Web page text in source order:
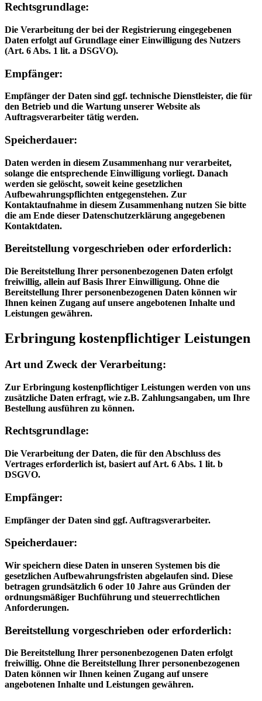
Rechtsgrundlage:
Die Verarbeitung der bei der Registrierung eingegebenen
Daten erfolgt auf Grundlage einer Einwilligung des Nutzers
(Art. 6 Abs. 1 lit. a DSGVO).
Empfänger:
Empfänger der Daten sind ggf. technische Dienstleister, die für
den Betrieb und die Wartung unserer Website als
Auftragsverarbeiter tätig werden.
Speicherdauer:
Daten werden in diesem Zusammenhang nur verarbeitet,
solange die entsprechende Einwilligung vorliegt. Danach
werden sie gelöscht, soweit keine gesetzlichen
Aufbewahrungspflichten entgegenstehen. Zur
Kontaktaufnahme in diesem Zusammenhang nutzen Sie bitte
die am Ende dieser Datenschutzerklärung angegebenen
Kontaktdaten.
Bereitstellung vorgeschrieben oder erforderlich:
Die Bereitstellung Ihrer personenbezogenen Daten erfolgt
freiwillig, allein auf Basis Ihrer Einwilligung. Ohne die
Bereitstellung Ihrer personenbezogenen Daten können wir
Ihnen keinen Zugang auf unsere angebotenen Inhalte und
Leistungen gewähren.
Erbringung kostenpflichtiger Leistungen
Art und Zweck der Verarbeitung:
Zur Erbringung kostenpflichtiger Leistungen werden von uns
zusätzliche Daten erfragt, wie z.B. Zahlungsangaben, um Ihre
Bestellung ausführen zu können.
Rechtsgrundlage:
Die Verarbeitung der Daten, die für den Abschluss des
Vertrages erforderlich ist, basiert auf Art. 6 Abs. 1 lit. b
DSGVO.
Empfänger:
Empfänger der Daten sind ggf. Auftragsverarbeiter.
Speicherdauer:
Wir speichern diese Daten in unseren Systemen bis die
gesetzlichen Aufbewahrungsfristen abgelaufen sind. Diese
betragen grundsätzlich 6 oder 10 Jahre aus Gründen der
ordnungsmäßiger Buchführung und steuerrechtlichen
Anforderungen.
Bereitstellung vorgeschrieben oder erforderlich:
Die Bereitstellung Ihrer personenbezogenen Daten erfolgt
freiwillig. Ohne die Bereitstellung Ihrer personenbezogenen
Daten können wir Ihnen keinen Zugang auf unsere
angebotenen Inhalte und Leistungen gewähren.